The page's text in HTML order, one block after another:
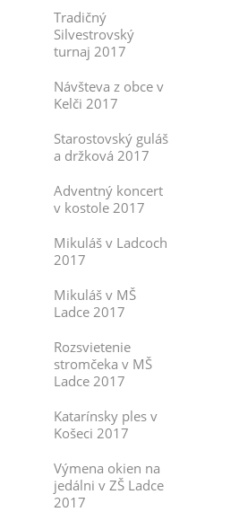
Tradičný
Silvestrovský
turnaj 2017
Návšteva z obce v
Kelči 2017
Starostovský guláš
a držková 2017
Adventný koncert
v kostole 2017
Mikuláš v Ladcoch
2017
Mikuláš v MŠ
Ladce 2017
Rozsvietenie
stromčeka v MŠ
Ladce 2017
Katarínsky ples v
Košeci 2017
Výmena okien na
jedálni v ZŠ Ladce
2017